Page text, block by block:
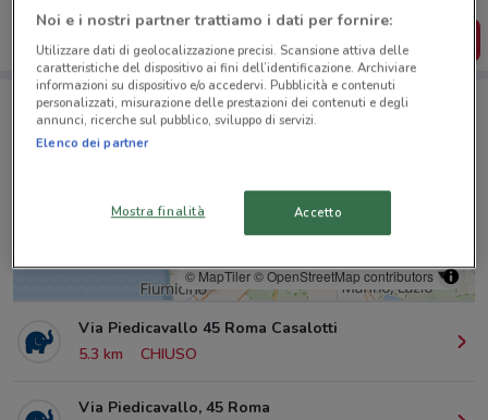
SCARICA L’APP
Negozi Bricofer a Fiumicino
© MapTiler© OpenStreetMap contributors
Via Piedicavallo 45 Roma Casalotti
5.3 km
CHIUSO
Via Piedicavallo, 45 Roma
Noi e i nostri partner trattiamo i dati per fornire:
Utilizzare dati di geolocalizzazione precisi. Scansione attiva delle
caratteristiche del dispositivo ai fini dell’identificazione. Archiviare
informazioni su dispositivo e/o accedervi. Pubblicità e contenuti
personalizzati, misurazione delle prestazioni dei contenuti e degli
annunci, ricerche sul pubblico, sviluppo di servizi.
Elenco dei partner
Mostra finalità Accetto